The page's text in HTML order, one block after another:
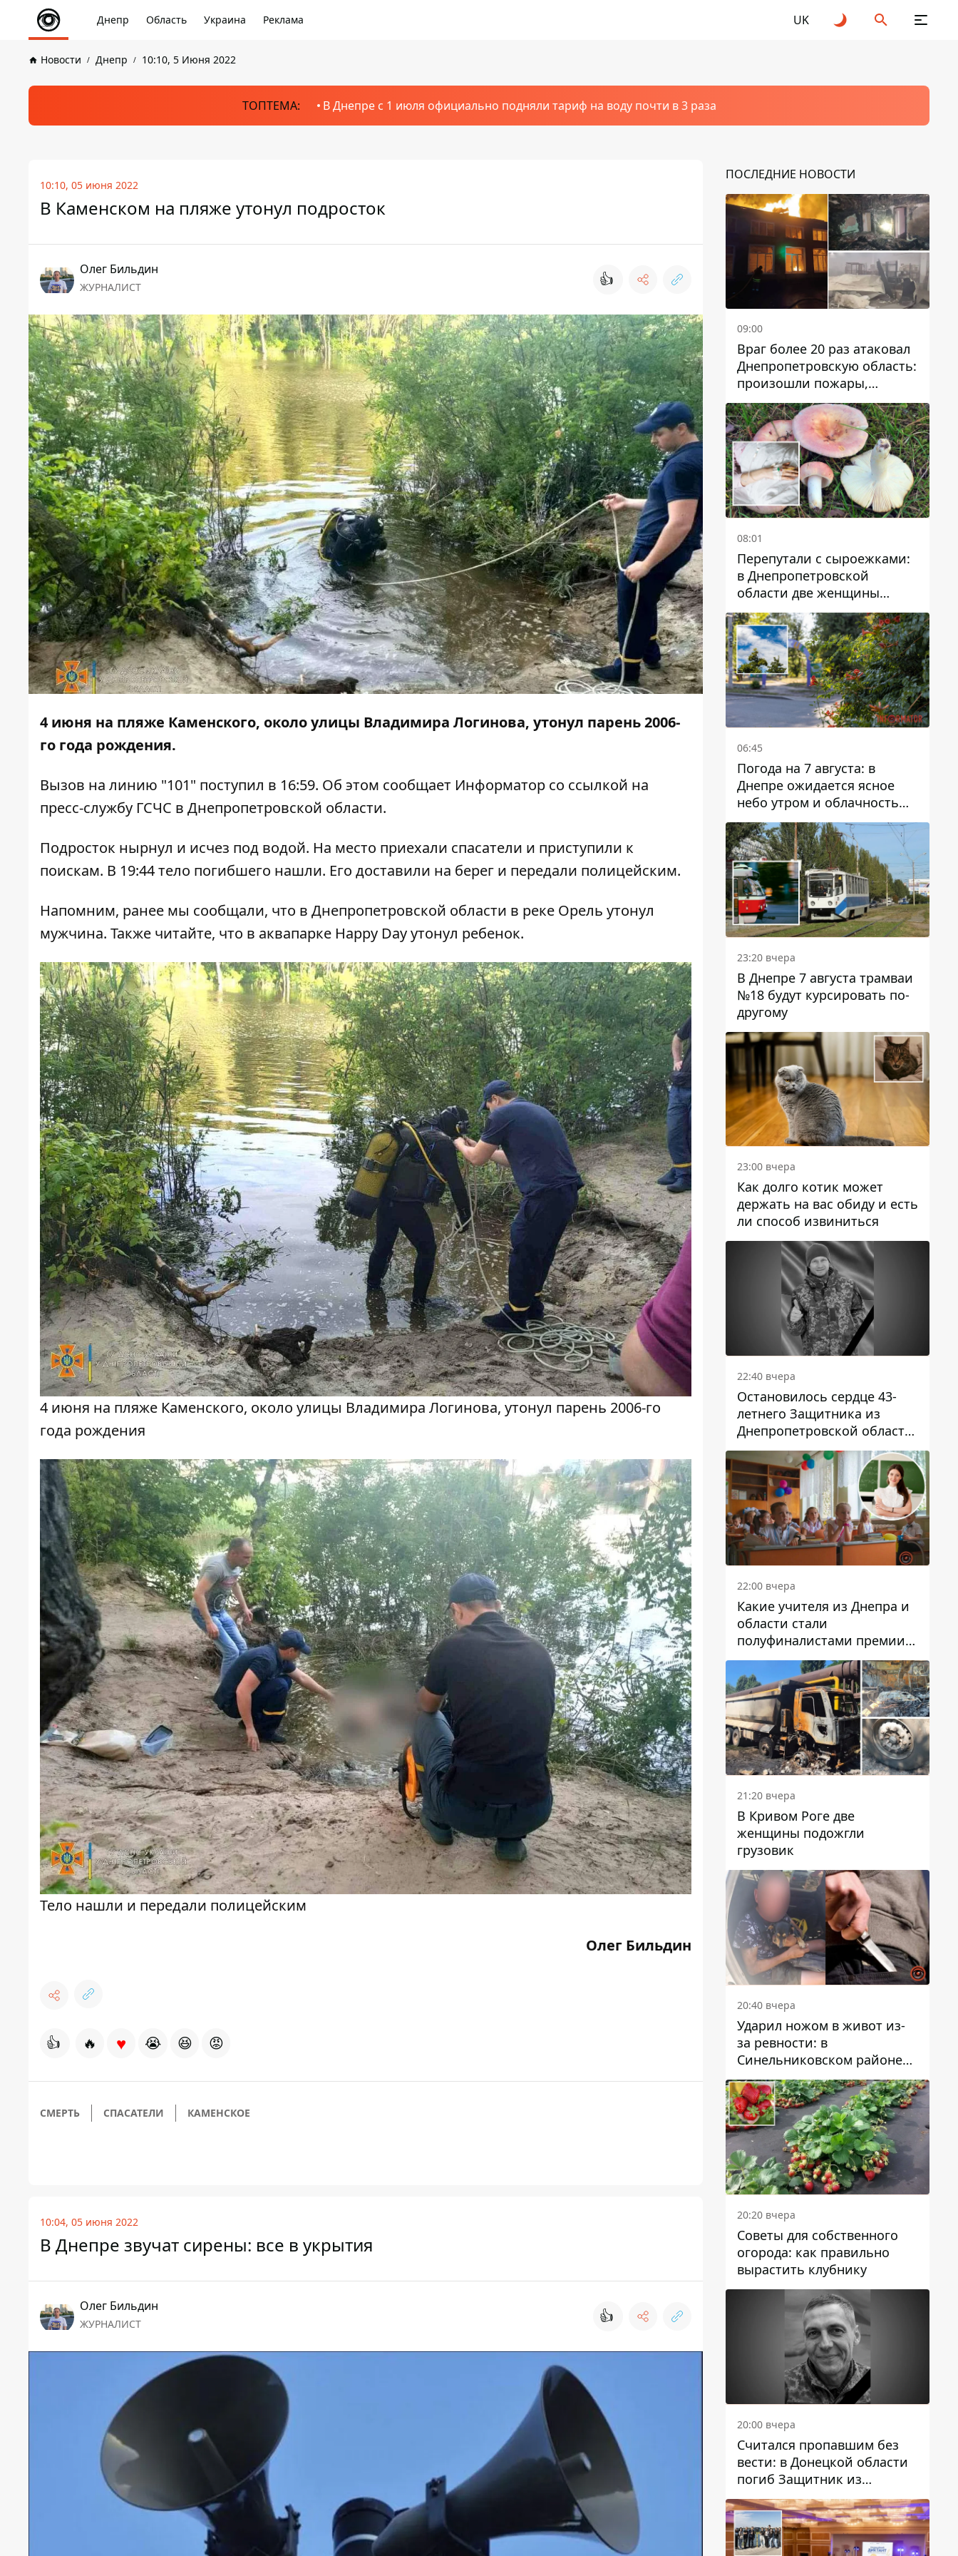
Днепр Область Украина Реклама UK
Новости Днепр 10:10, 5 Июня 2022
ТОПТЕМА: В Днепре с 1 июля официально подняли тариф на воду почти в 3 раза
10:10, 05 июня 2022
В Каменском на пляже утонул подросток
Олег Бильдин
ЖУРНАЛИСТ 👍
4 июня на пляже Каменского, около улицы Владимира Логинова, утонул парень 2006-
го года рождения.
Вызов на линию "101" поступил в 16:59. Об этом сообщает Информатор со ссылкой на
пресс-службу ГСЧС в Днепропетровской области.
Подросток нырнул и исчез под водой. На место приехали спасатели и приступили к
поискам. В 19:44 тело погибшего нашли. Его доставили на берег и передали полицейским.
Напомним, ранее мы сообщали, что в Днепропетровской области в реке Орель утонул
мужчина. Также читайте, что в аквапарке Happy Dayутонул ребенок.
4 июня на пляже Каменского, около улицы Владимира Логинова, утонул парень 2006-го
года рождения
Тело нашли и передали полицейским
Олег Бильдин
👍 🔥 ♥ 😭 😆 😡
СМЕРТЬ СПАСАТЕЛИ КАМЕНСКОЕ
10:04, 05 июня 2022
В Днепре звучат сирены: все в укрытия
Олег Бильдин
ЖУРНАЛИСТ 👍
ПОСЛЕДНИЕ НОВОСТИ
09:00
Враг более 20 раз атаковал
Днепропетровскую область:
произошли пожары,
повреждены дома,
инфраструктура и авто
08:01
Перепутали с сыроежками:
в Днепропетровской
области две женщины
отравились грибами
06:45
Погода на 7 августа: в
Днепре ожидается ясное
небо утром и облачность
после обеда
23:20 вчера
В Днепре 7 августа трамваи
№18 будут курсировать по-
другому
23:00 вчера
Как долго котик может
держать на вас обиду и есть
ли способ извиниться
22:40 вчера
Остановилось сердце 43-
летнего Защитника из
Днепропетровской области
Евгения Зинченко
22:00 вчера
Какие учителя из Днепра и
области стали
полуфиналистами премии
Global Teacher Prize Ukraine
2026
21:20 вчера
В Кривом Роге две
женщины подожгли
грузовик
20:40 вчера
Ударил ножом в живот из-
за ревности: в
Синельниковском районе
задержали 49-летнего
мужчину за убийство
20:20 вчера
Советы для собственного
огорода: как правильно
вырастить клубнику
20:00 вчера
Считался пропавшим без
вести: в Донецкой области
погиб Защитник из
Каменского Антон
Красовский